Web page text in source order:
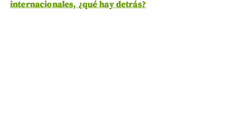
internacionales, ¿qué hay detrás?